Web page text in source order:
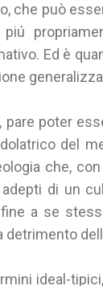
che può
piú
Ed è
pare poter
del
che,
di un
a se
ideal-